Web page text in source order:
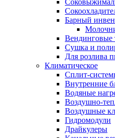
Барный
Вендинговые
Сушка и
Для розлива
Климатическое
Сплит-
Внутренние
Водяные
Воздушно-
Воздушные
Гидромодули
Драйкулеры